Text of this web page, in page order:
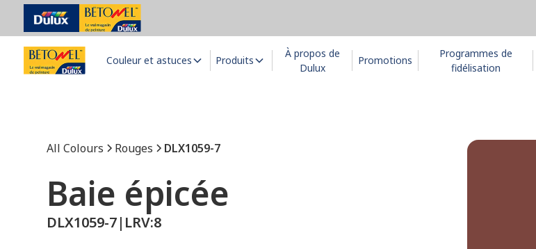
Couleur et astuces Produits
À propos de
Dulux
Promotions
Programmes de
fidélisation
All Colours Rouges DLX1059-7
Baie épicée
DLX1059-7| LRV:8